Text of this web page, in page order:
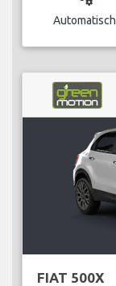
Automatisch
FIAT 500X